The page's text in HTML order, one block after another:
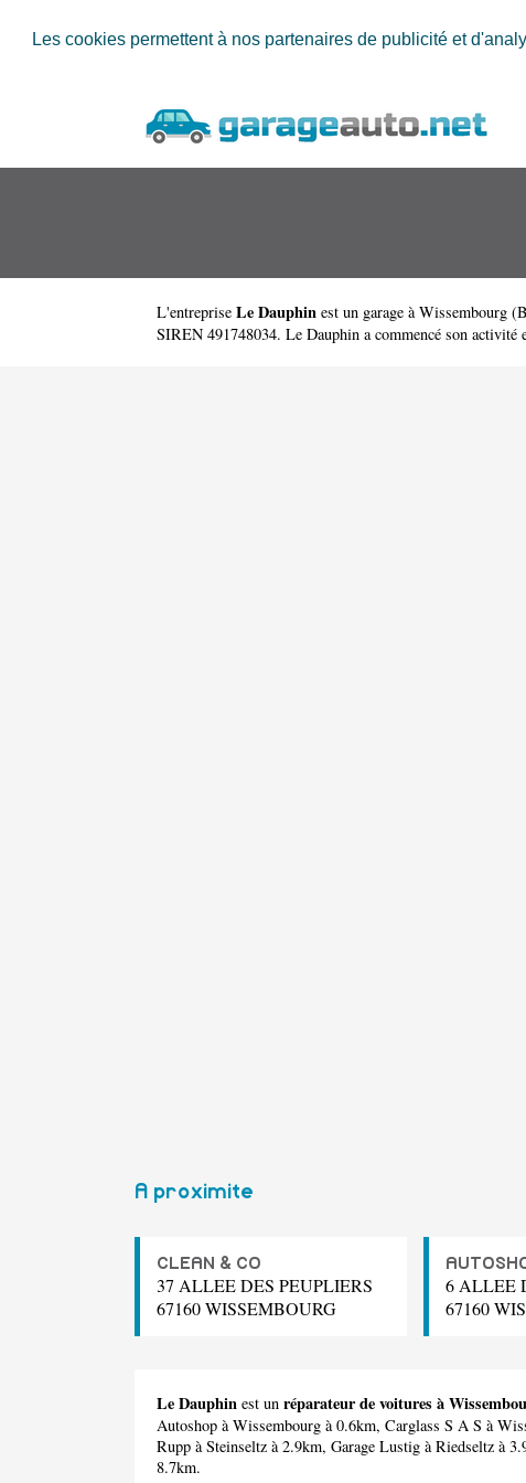
Les cookies permettent à nos partenaires de publicité et
L'entreprise Le Dauphin est un garage à Wissembourg (
SIREN 491748034. Le Dauphin a commencé son
A proximite
CLEAN & CO
37 ALLEE DES PEUPLIERS
67160 WISSEMBOURG
6 ALLEE
67160
Le Dauphin est un réparateur de voitures à
Autoshop à Wissembourg à 0.6km, Carglass S A S à
Rupp à Steinseltz à 2.9km, Garage Lustig à Riedseltz à
8.7km.